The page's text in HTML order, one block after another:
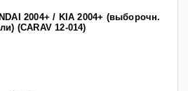
2004+ / KIA 2004+ (выборочн.
(CARAV 12-014)